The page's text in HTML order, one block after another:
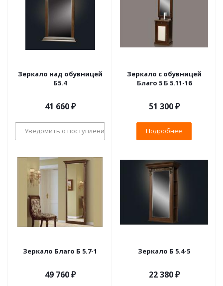
Зеркало над обувницей
Б5.4
41 660₽
Уведомить о поступлении
Зеркало с обувницей
Благо 5 Б 5.11-16
51 300 ₽
Подробнее
Зеркало Благо Б 5.7-1
49 760 ₽
Зеркало Б 5.4-5
22 380 ₽